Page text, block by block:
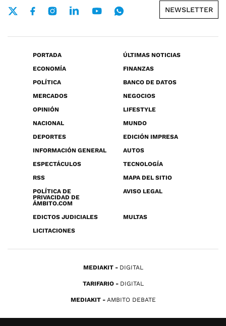
NEWSLETTER
PORTADA
ÚLTIMAS NOTICIAS
ECONOMÍA
FINANZAS
POLÍTICA
BANCO DE DATOS
MERCADOS
NEGOCIOS
OPINIÓN
LIFESTYLE
NACIONAL
MUNDO
DEPORTES
EDICIÓN IMPRESA
INFORMACIÓN GENERAL
AUTOS
ESPECTÁCULOS
TECNOLOGÍA
RSS
MAPA DEL SITIO
POLÍTICA DE
PRIVACIDAD DE
ÁMBITO.COM
AVISO LEGAL
EDICTOS JUDICIALES
MULTAS
LICITACIONES
MEDIAKIT DIGITAL
TARIFARIO DIGITAL
MEDIAKIT AMBITO DEBATE